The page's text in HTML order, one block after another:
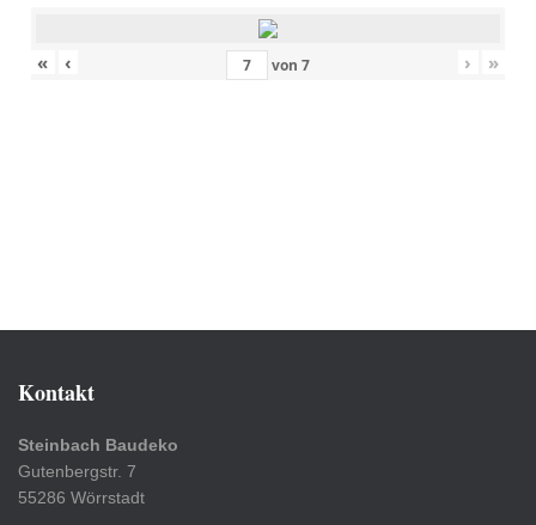
« ‹ von 7 › »
Kontakt
Steinbach Baudeko
Gutenbergstr. 7
55286 Wörrstadt